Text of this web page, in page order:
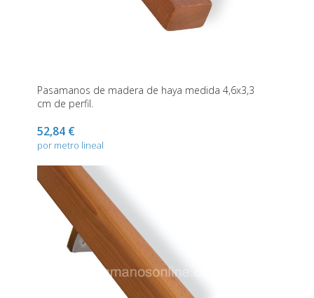
Pasamanos de madera de haya medida 4,6x3,3
cm de perfil.
52,84 €
por metro lineal